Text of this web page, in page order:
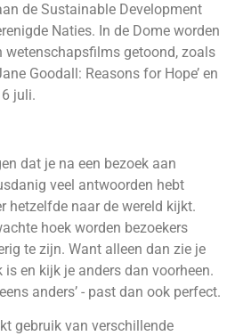
de Sustainable Development
Naties. In de Dome worden
wetenschapsfilms getoond, zoals
Goodall: Reasons for Hope’ en
juli.
dat je na een bezoek aan
veel antwoorden hebt
hetzelfde naar de wereld kijkt.
hoek worden bezoekers
te zijn. Want alleen dan zie je
en kijk je anders dan voorheen.
anders’ - past dan ook perfect.
gebruik van verschillende